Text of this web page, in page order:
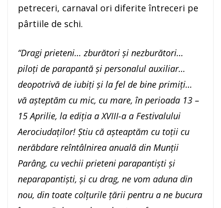
petreceri, carnaval ori diferite întreceri pe
pârtiile de schi.
“Dragi prieteni… zburători și nezburători…
piloți de parapantă și personalul auxiliar…
deopotrivă de iubiți și la fel de bine primiți…
vă așteptăm cu mic, cu mare, în perioada 13 –
15 Aprilie, la ediția a XVIII-a a Festivalului
Aerociudaților! Știu că așteaptăm cu toții cu
nerăbdare reîntâlnirea anuală din Munții
Parâng, cu vechii prieteni parapantiști și
neparapantiști, și cu drag, ne vom aduna din
nou, din toate colțurile țării pentru a ne bucura